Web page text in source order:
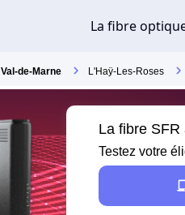
Val-de-Marne L'Haÿ-Les-Roses
La fibre
Testez votre